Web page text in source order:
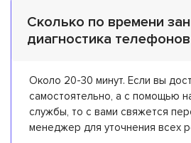
Сколько по времени
диагностика
Около 20-30 минут. Если вы
самостоятельно, а с помощью
службы, то с вами свяжется
менеджер для уточнения всех